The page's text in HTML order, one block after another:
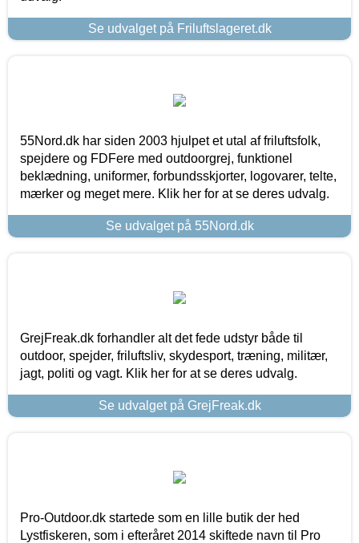
Se udvalget på Friluftslageret.dk
55Nord.dk har siden 2003 hjulpet et utal af friluftsfolk,
spejdere og FDFere med outdoorgrej, funktionel
beklædning, uniformer, forbundsskjorter, logovarer, telte,
mærker og meget mere. Klik her for at se deres udvalg.
Se udvalget på 55Nord.dk
GrejFreak.dk forhandler alt det fede udstyr både til
outdoor, spejder, friluftsliv, skydesport, træning, militær,
jagt, politi og vagt. Klik her for at se deres udvalg.
Se udvalget på GrejFreak.dk
Pro-Outdoor.dk startede som en lille butik der hed
Lystfiskeren, som i efteråret 2014 skiftede navn til Pro